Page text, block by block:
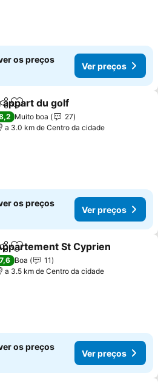
os preços
Ver preços
Adicionar aos favoritos
appart du golf
Muito boa
27
a 3.0 km de Centro da cidade
os preços
Ver preços
Adicionar aos favoritos
St Cyprien
7,6 Boa
11
a 3.5 km de Centro da cidade
os preços
Ver preços